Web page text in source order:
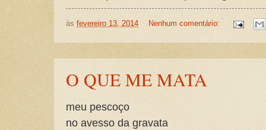
às fevereiro 13, 2014 Nenhum comentário:
O QUE ME MATA
meu pescoço
no avesso da gravata